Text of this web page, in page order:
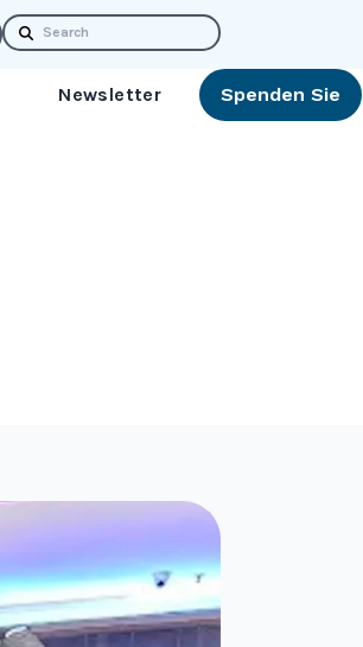
Search
Newsletter Spenden Sie